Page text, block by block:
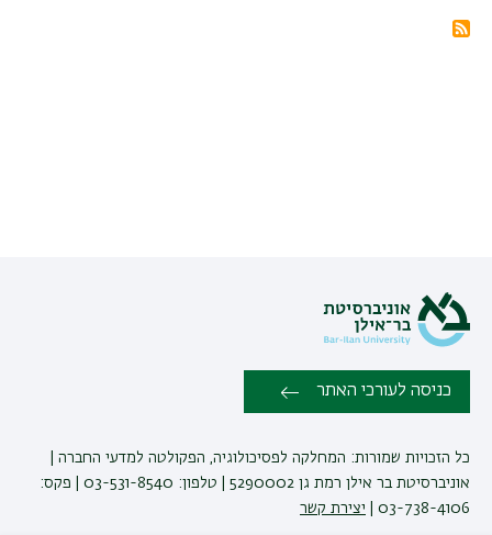
מנוי
כניסה לעורכי האתר
כל הזכויות שמורות: המחלקה לפסיכולוגיה, הפקולטה למדעי החברה |
אוניברסיטת בר אילן רמת גן 5290002 | טלפון: 03-531-8540 | פקס:
03-738-4106 |
יצירת קשר